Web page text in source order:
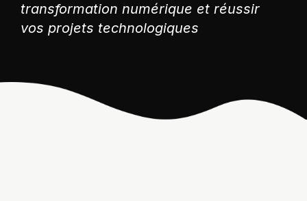
transformation numérique et réussir
vos projets technologiques